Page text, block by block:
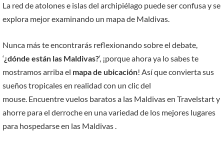
La red de atolones e islas del archipiélago puede ser confusa y se
explora mejor examinando un mapa de Maldivas.
Nunca más te encontrarás reflexionando sobre el debate,
‘¿dónde están las Maldivas?‘, ¡porque ahora ya lo sabes te
mostramos arriba el mapa de ubicación! Así que convierta sus
sueños tropicales en realidad con un clic del
mouse. Encuentre vuelos baratos a las Maldivas en Travelstart y
ahorre para el derroche en una variedad de los mejores lugares
para hospedarse en las Maldivas .